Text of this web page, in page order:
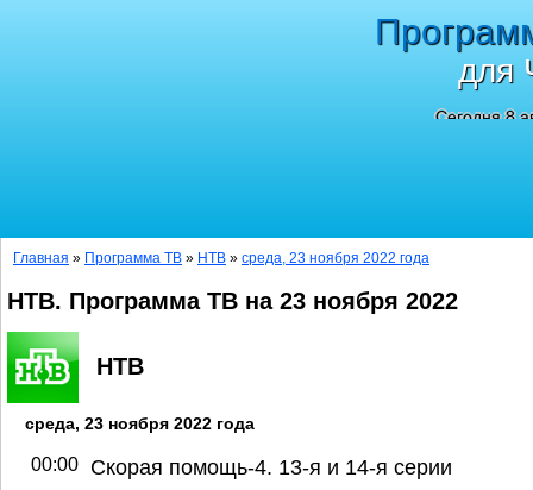
для
Сегодня 8
Главная » Программа ТВ » НТВ » среда, 23 ноября 2022 года
НТВ. Программа ТВ на 23 ноября 2022
НТВ
среда, 23 ноября 2022 года
00:00 Скорая помощь-4. 13-я и 14-я серии